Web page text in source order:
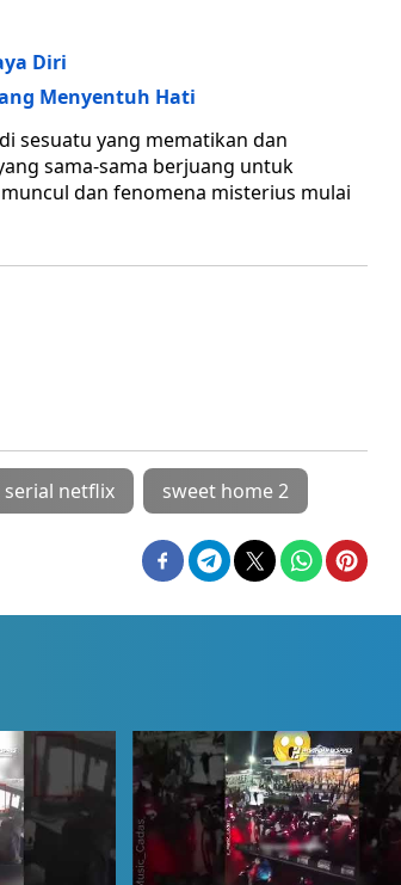
Diri
Menyentuh Hati
sesuatu yang mematikan dan
sama-sama berjuang untuk
dan fenomena misterius mulai
serial netflix sweet home 2